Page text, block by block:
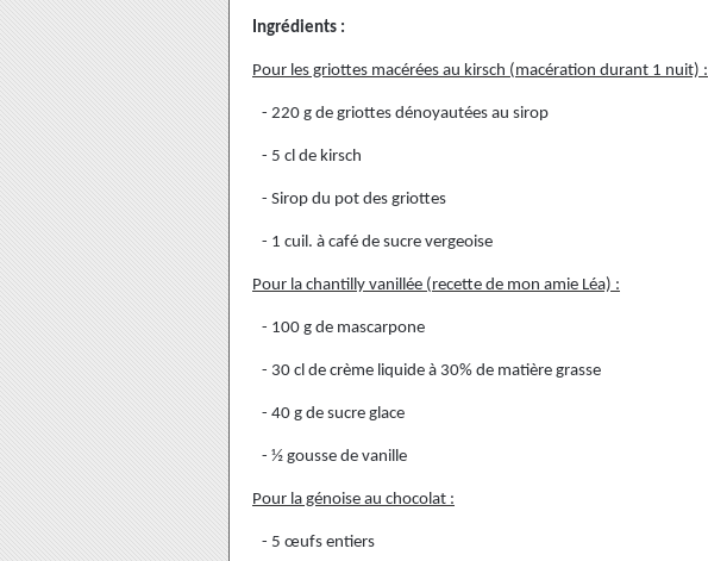
Ingrédients :
Pour les griottes macérées au kirsch (macération durant 1 nuit) :
- 220 g de griottes dénoyautées au sirop
- 5 cl de kirsch
- Sirop du pot des griottes
- 1 cuil. à café de sucre vergeoise
Pour la chantilly vanillée (recette de mon amie Léa) :
- 100 g de mascarpone
- 30 cl de crème liquide à 30% de matière grasse
- 40 g de sucre glace
- ½ gousse de vanille
Pour la génoise au chocolat :
- 5 œufs entiers